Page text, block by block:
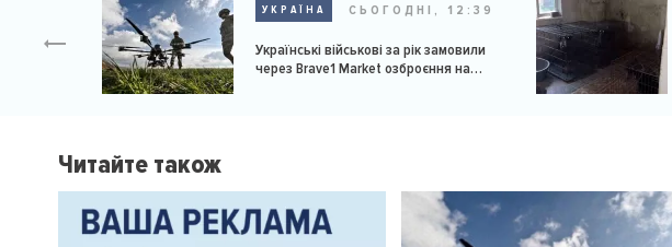
УКРАЇНА СЬОГОДНІ, 12:39
Українські військові за рік замовили
через Brave1 Market озброєння на
Читайте також